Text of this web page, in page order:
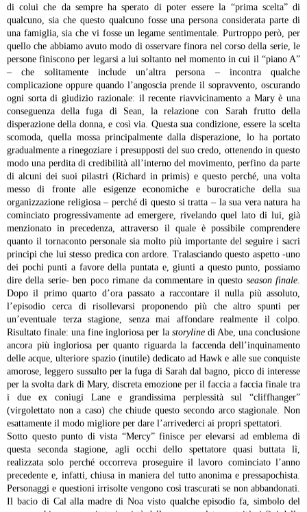
di colui che da sempre ha sperato di poter essere la “prima scelta” di
qualcuno, sia che questo qualcuno fosse una persona considerata parte di
una famiglia, sia che vi fosse un legame sentimentale. Purtroppo però, per
quello che abbiamo avuto modo di osservare finora nel corso della serie, le
persone finiscono per legarsi a lui soltanto nel momento in cui il “piano A”
– che solitamente include un’altra persona – incontra qualche
complicazione oppure quando l’angoscia prende il sopravvento, oscurando
ogni sorta di giudizio razionale: il recente riavvicinamento a Mary è una
conseguenza della fuga di Sean, la relazione con Sarah frutto della
disperazione della donna, e così via. Questa sua condizione, essere la scelta
scomoda, quella mossa principalmente dalla disperazione, lo ha portato
gradualmente a rinegoziare i presupposti del suo credo, ottenendo in questo
modo una perdita di credibilità all’interno del movimento, perfino da parte
di alcuni dei suoi pilastri (Richard in primis) e questo perché, una volta
messo di fronte alle esigenze economiche e burocratiche della sua
organizzazione religiosa – perché di questo si tratta – la sua vera natura ha
cominciato progressivamente ad emergere, rivelando quel lato di lui, già
menzionato in precedenza, attraverso il quale è possibile comprendere
quanto il tornaconto personale sia molto più importante del seguire i sacri
principi che lui stesso predica con ardore. Tralasciando questo aspetto -uno
dei pochi punti a favore della puntata e, giunti a questo punto, possiamo
dire della serie- ben poco rimane da commentare in questo season finale
Dopo il primo quarto d’ora passato a raccontare il nulla più assoluto,
l’episodio cerca di risollevarsi proponendo più che altro spunti per
un’eventuale terza stagione, senza mai affondare realmente il colpo.
Risultato finale: una fine ingloriosa per la storylinedi Abe, una conclusione
ancora più ingloriosa per quanto riguarda la faccenda dell’inquinamento
delle acque, ulteriore spazio (inutile) dedicato ad Hawk e alle sue conquiste
amorose, leggero sussulto per la fuga di Sarah dal bagno, picco di interesse
per la svolta dark di Mary, discreta emozione per il faccia a faccia finale tra
i due ex coniugi Lane e grandissima perplessità sul “cliffhanger”
(virgolettato non a caso) che chiude questo secondo arco stagionale. Non
esattamente il modo migliore per dare l’arrivederci ai propri spettatori.
Sotto questo punto di vista “Mercy” finisce per elevarsi ad emblema di
questa seconda stagione, agli occhi dello spettatore quasi buttata lì,
realizzata solo perché occorreva proseguire il lavoro cominciato l’anno
precedente e, infatti, chiusa in maniera del tutto anonima e pressapochista.
Personaggi e questioni irrisolte vengono così trascurati se non abbandonati.
Il bacio di Cal alla madre di Noa visto qualche episodio fa, simbolo del